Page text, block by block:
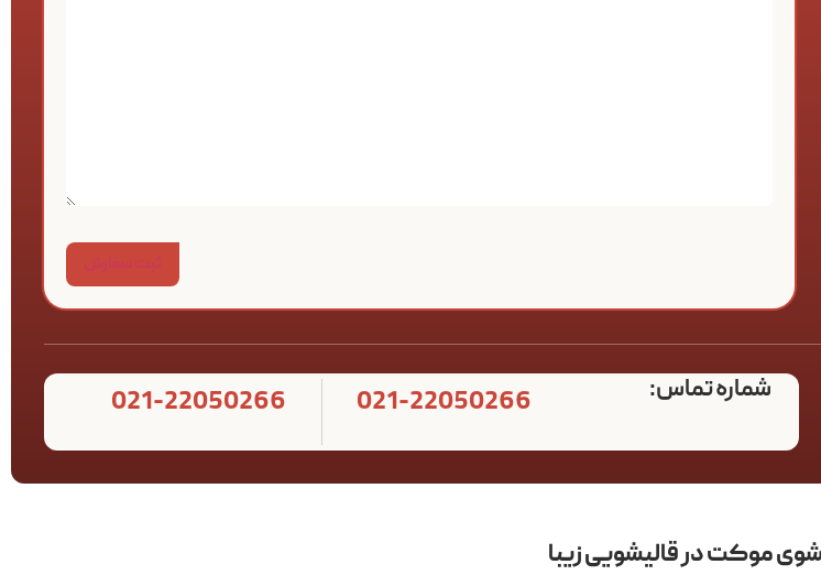
شماره تماس: 021-22050266
021-22050266
موکت در قالیشویی زیبا